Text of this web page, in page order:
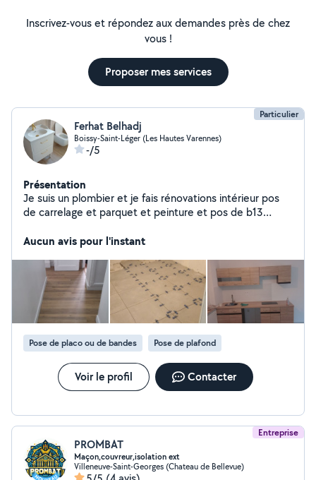
Inscrivez-vous et répondez aux demandes près de chez
vous !
Proposer mes services
Particulier
Ferhat Belhadj
Boissy-Saint-Léger (Les Hautes Varennes)
-/5
Présentation
Je suis un plombier et je fais rénovations intérieur pos
de carrelage et parquet et peinture et pos de b13
Aucun avis pour l'instant
Pose de placo ou de bandes Pose de plafond
Voir le profil Contacter
Entreprise
PROMBAT
Maçon,couvreur,isolation ext
Villeneuve-Saint-Georges (Chateau de Bellevue)